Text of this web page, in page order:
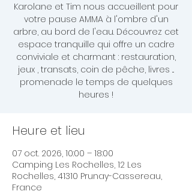
Karolane et Tim nous accueillent pour
votre pause AMMA à l'ombre d'un
arbre, au bord de l'eau. Découvrez cet
espace tranquille qui offre un cadre
conviviale et charmant : restauration,
jeux , transats, coin de pêche, livres ...
promenade le temps de quelques
heures !
Heure et lieu
07 oct. 2026, 10:00 – 18:00
Camping Les Rochelles, 12 Les
Rochelles, 41310 Prunay-Cassereau,
France